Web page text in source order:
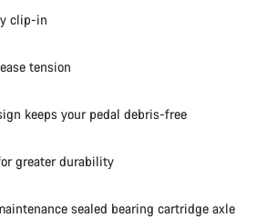
clip-in
tension
keeps your pedal debris-free
greater durability
sealed bearing cartridge axle